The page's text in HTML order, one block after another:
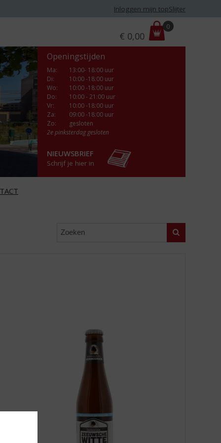
Inloggen mijn topSlijter
r
i
€ 0,00
0
Openingstijden
Ma:
13:00- 18:00 uur
Di:
10:00 -18:00 uur
Wo:
10:00 -18:00 uur
Do:
10:00 - 21:00 uur
Vr:
10:00 -18:00 uur
Za:
09:00 -18:00 uur
Zo:
gesloten
2e pinksterdag gesloten
NIEUWSBRIEF
Schrijf je hier in
Zoeken